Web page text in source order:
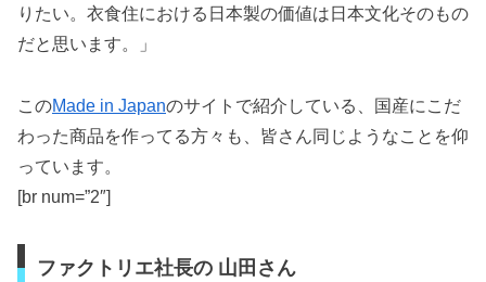
りたい。衣食住における日本製の価値は日本文化そのもの
だと思います。」
このMade in Japanのサイトで紹介している、国産にこだ
わった商品を作ってる方々も、皆さん同じようなことを仰
っています。
[br num=”2″]
ファクトリエ社長の 山田さん